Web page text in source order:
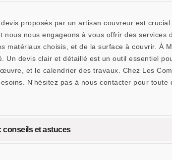
proposés par un artisan couvreur est
nous engageons à vous offrir des services
choisis, et de la surface à couvrir. À
devis clair et détaillé est un outil essentiel
et le calendrier des travaux. Chez Les
N'hésitez pas à nous contacter pour
conseils et astuces